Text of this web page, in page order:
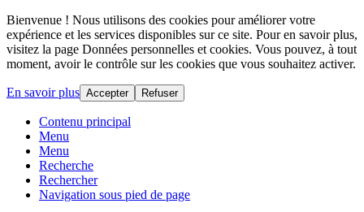
Bienvenue ! Nous utilisons des cookies pour améliorer votre
expérience et les services disponibles sur ce site. Pour en savoir plus,
visitez la page Données personnelles et cookies. Vous pouvez, à tout
moment, avoir le contrôle sur les cookies que vous souhaitez activer.
En savoir plus Accepter Refuser
Contenu principal
Menu
Menu
Recherche
Rechercher
Navigation sous pied de page